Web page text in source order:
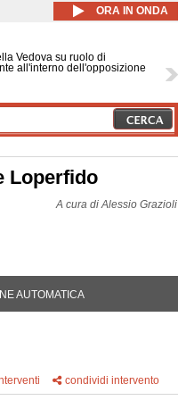
ORA IN ONDA
Vedova su ruolo di
all'interno dell'opposizione
Loperfido
A cura diAlessio Grazioli
AUTOMATICA
condividi intervento